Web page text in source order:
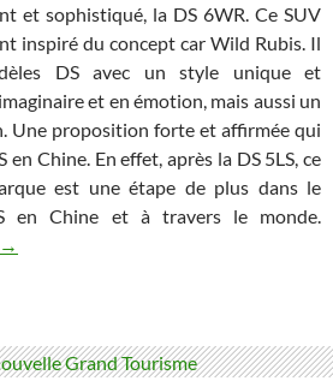
et sophistiqué, la DS 6WR. Ce SUV
inspiré du concept car Wild Rubis. Il
DS avec un style unique et
et en émotion, mais aussi un
Une proposition forte et affirmée qui
Chine. En effet, après la DS 5LS, ce
est une étape de plus dans le
en Chine et à travers le monde.
LA DS 6WR : rebelle, sauvage
→